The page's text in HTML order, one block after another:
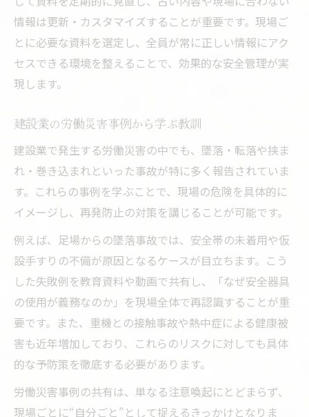
情報は更新・カスタマイズすることが重要です。現場ご
とに必要な資料を選定し、全員が常に正しい情報にアク
セスできる環境を整えることで、効果的な安全管理が実
現します。
建設業の労働災害事例から学ぶ教訓
建設業で発生する労働災害の中でも、墜落・転落や挟ま
れ・巻き込まれといった事故が特に多く報告されていま
す。これらの事例を学ぶことで、現場の危険を具体的に
イメージし、再発防止の対策を講じることが可能です。
例えば、足場からの墜落事故では、安全帯の未着用や仮
設手すりの不備が原因となるケースが目立ちます。こう
した失敗例を教育資料や動画で共有し、「なぜ安全器具
の使用が義務なのか」を現場全体で再認識することが重
要です。また、重機との接触事故や熱中症による健康被
害も近年増加しており、これらのリスクに対しても具体
的な予防策を徹底する必要があります。
労働災害事例の共有は、単なる注意喚起にとどまらず、
現場ごとに“自分ごと”として捉えるきっかけとなりま